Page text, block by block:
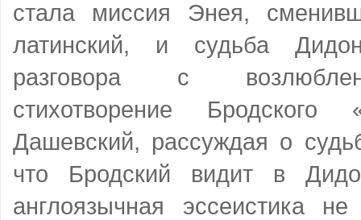
стала миссия Энея,
латинский, и судьба
разговора с
стихотворение
Дашевский, рассуждая о
что Бродский видит в
англоязычная эссеистика